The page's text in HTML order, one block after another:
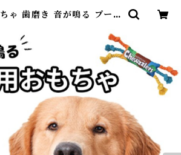
ゃ 歯磨き 音が鳴る プープ
レンチブルドック コーギー
ンレトリバー マルチカラー
ット用品 小型犬 中型犬 大
しい 遊び 運動不足 噛み癖
| DearKM ❤︎フレンチ
ブルドック孔明